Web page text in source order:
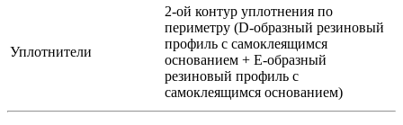
Уплотнители
2-ой контур уплотнения по
периметру (D-образный резиновый
профиль с самоклеящимся
основанием + Е-образный
резиновый профиль с
самоклеящимся основанием)